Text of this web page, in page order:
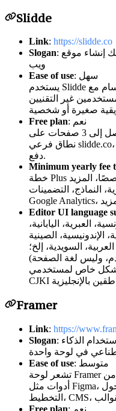
Slidde
Link: https://slidde.co
Slogan: إذا كنت تستطيع إنشاء شريحة، يمكنك إنشاء موقع
ويب
Ease of use : سهل
يستخدم Slidde محررًا بسيطًا قائمًا على الأقسام مع
غير التقنيين
Free plan : نعم
تتيح الخطة المجانية لك نشر ما يصل إلى 3 صفحات على
نطاق فرعي slidde.co، بحيث يمكنك بناء واختبار موقع دون
دفع.
Minimum yearly fee
خطة Plus بسعر 19 دولارًا سنويًا وتفتح نطاقًا مخصصًا، المزيد
النماذج، التضمينات،
Editor UI language
العبرية، اليابانية،
الإندونيسية، الصينية
السويدية، إلخ؛
وليس لغة الصفحة)
بشكل خاص لمستخدمي
Framer
Link: https://
Slogan: صمم وأطلق مواقع الويب باستخدام الذكاء
Ease of use : متوسط
تشعر لوحة Framer بأنها مألوفة للمصممين القادمين من
أدوات مثل Figma، ولكن لا يزال هناك منحنى تعلم حول
Free plan
: نعم